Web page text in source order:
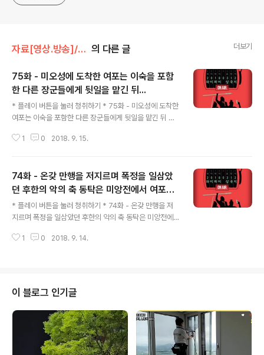
자료[영상.방송]/와이파이 삼국지 의 다른 글 더보기
75화 - 미오성에 도착한 여포는 이숙을 포함
한 다른 장군들에게 뒷일을 맡긴 뒤...
* 플레이 버튼을 눌러 청취하기 * 75화 - 미오성에 도착한
여포는 이숙을 포함한 다른 장군들에게 뒷일을 맡긴 뒤 초
1 0 2018. 9. 15.
74화 - 온갖 만행을 저지르며 폭정을 일삼았
던 후한의 악의 축 동탁은 미앙전에서 여포의
방천화극을 맞고 쓰러진다.
* 플레이 버튼을 눌러 청취하기 * 74화 - 온갖 만행을 저
지르며 폭정을 일삼았던 후한의 악의 축 동탁은 미앙전에
1 0 2018. 9. 14.
이 블로그 인기글